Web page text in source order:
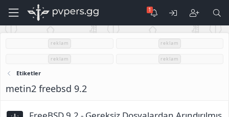
reklam reklam
reklam reklam
Etiketler
metin2 freebsd 9.2